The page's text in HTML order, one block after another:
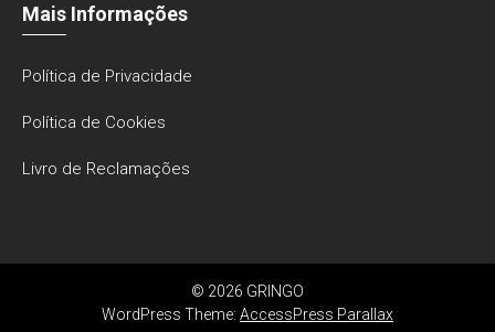
Mais Informações
Política de Privacidade
Política de Cookies
Livro de Reclamações
© 2026 GRINGO
WordPress Theme: AccessPress Parallax